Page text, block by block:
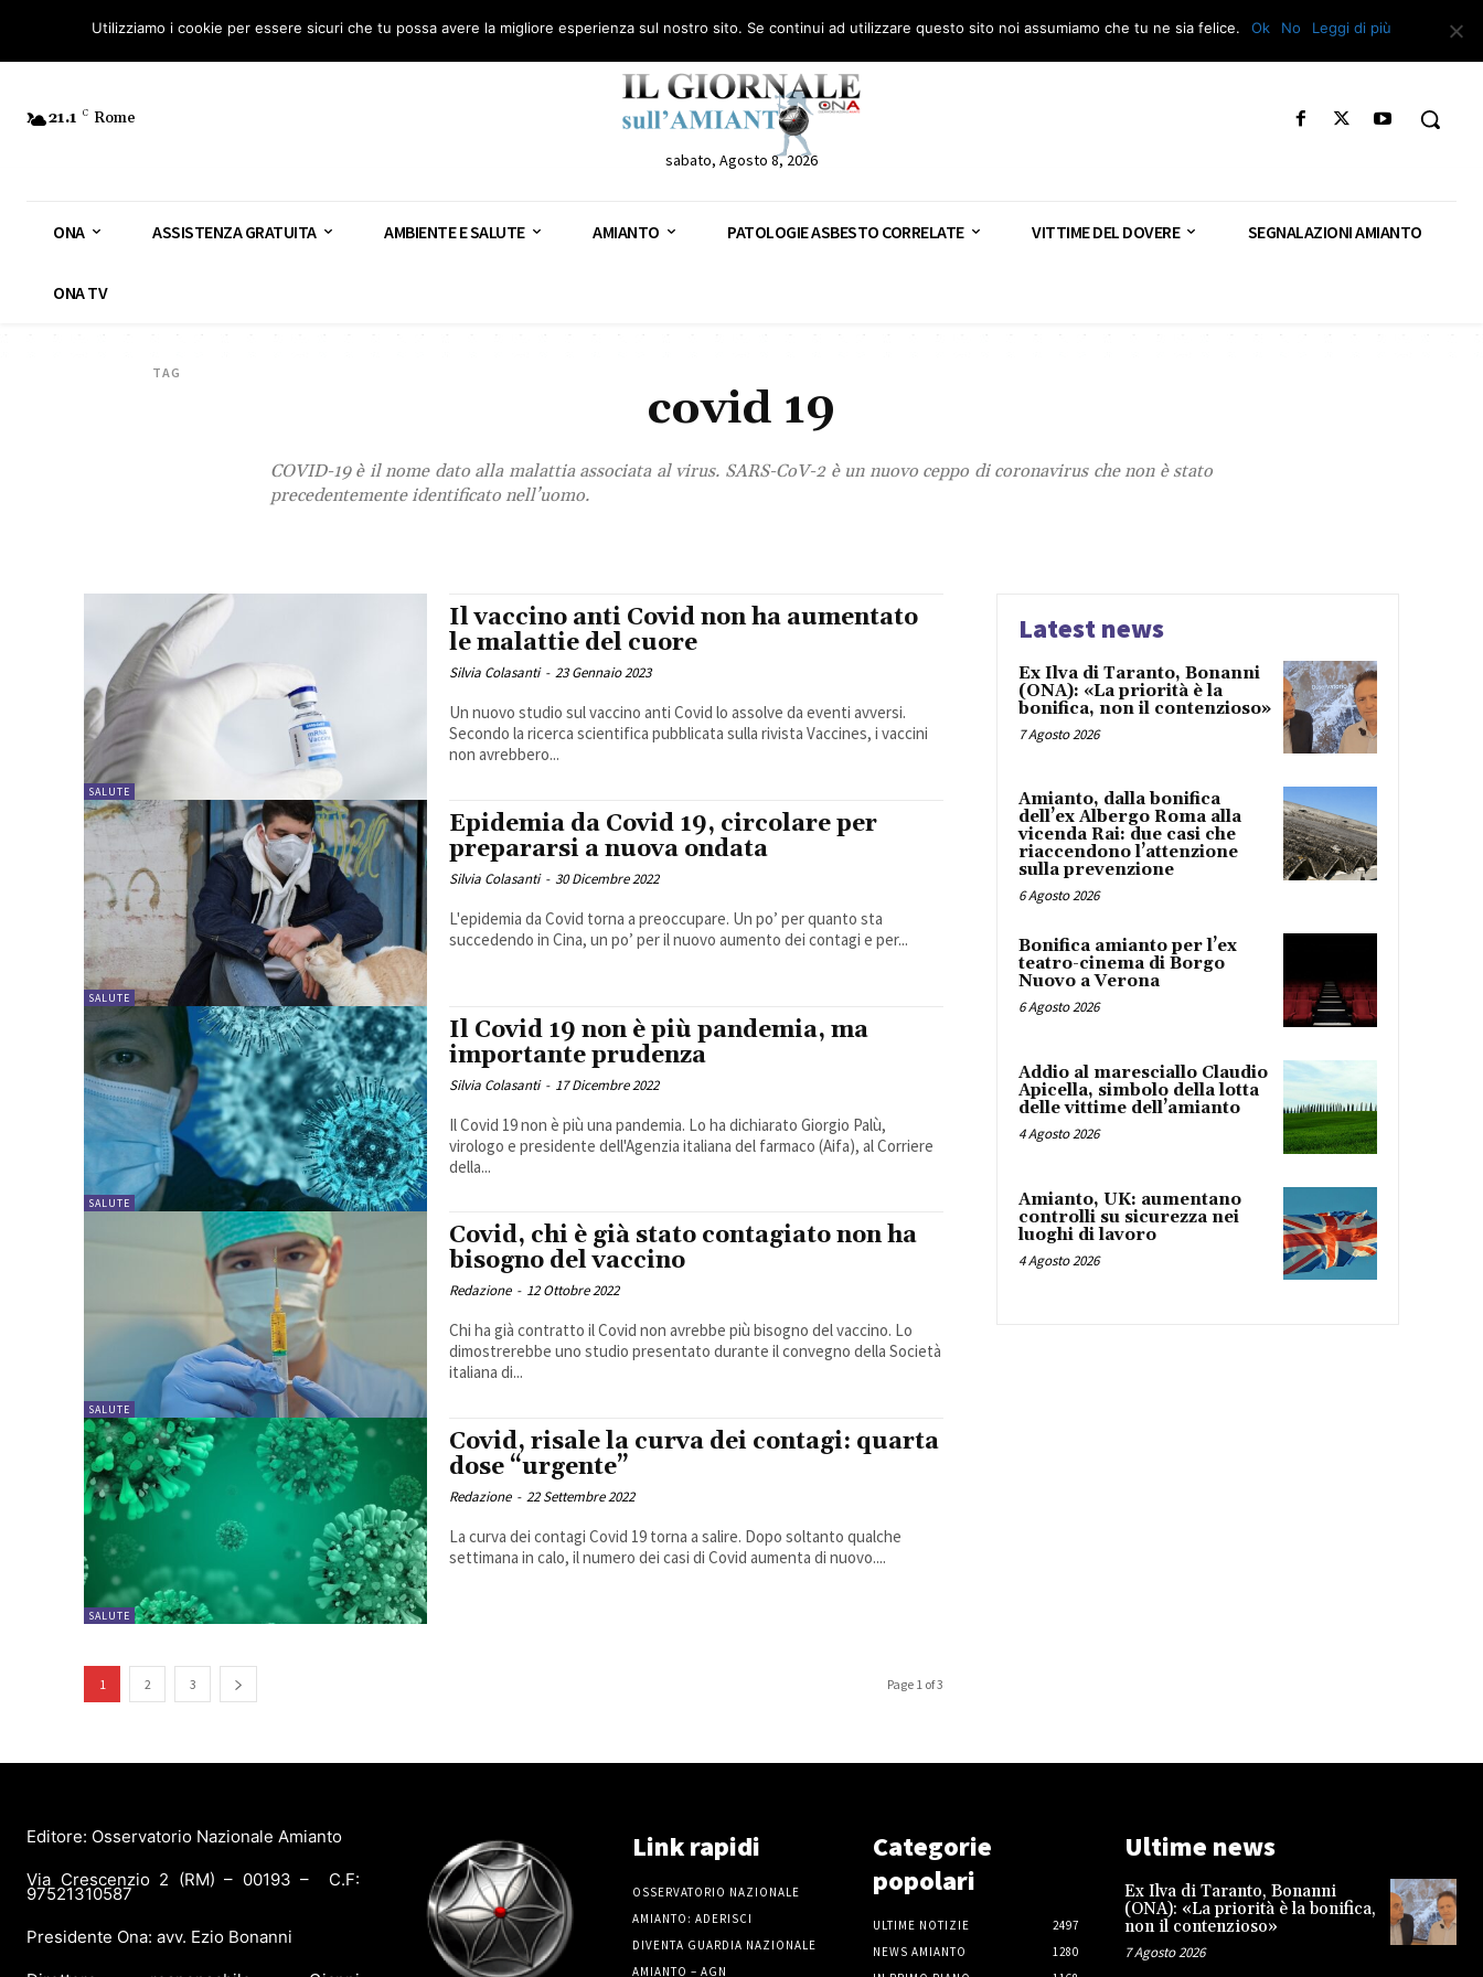
Osservatorio Nazionale Amianto: aderisci Diventa Guardia Nazionale Amianto – AGN Consulenza legale gratuita: civile, penale e lavoro Segnala – AGN Segnala – Repac
21.1 C Rome
sabato, Agosto 8, 2026
ONA ASSISTENZA GRATUITA AMBIENTE E SALUTE AMIANTO PATOLOGIE ASBESTO CORRELATE VITTIME DEL DOVERE SEGNALAZIONI AMIANTO
ONA TV
TAG
covid 19
COVID-19 è il nome dato alla malattia associata al virus. SARS-CoV-2 è un nuovo ceppo di coronavirus che non è stato
precedentemente identificato nell’uomo.
SALUTE
Il vaccino anti Covid non ha aumentato
le malattie del cuore
Silvia Colasanti - 23 Gennaio 2023
Un nuovo studio sul vaccino anti Covid lo assolve da eventi avversi.
Secondo la ricerca scientifica pubblicata sulla rivista Vaccines, i vaccini
non avrebbero...
SALUTE
Epidemia da Covid 19, circolare per
prepararsi a nuova ondata
Silvia Colasanti - 30 Dicembre 2022
L'epidemia da Covid torna a preoccupare. Un po’ per quanto sta
succedendo in Cina, un po’ per il nuovo aumento dei contagi e per...
SALUTE
Il Covid 19 non è più pandemia, ma
importante prudenza
Silvia Colasanti - 17 Dicembre 2022
Il Covid 19 non è più una pandemia. Lo ha dichiarato Giorgio Palù,
virologo e presidente dell'Agenzia italiana del farmaco (Aifa), al Corriere
della...
SALUTE
Covid, chi è già stato contagiato non ha
bisogno del vaccino
Redazione - 12 Ottobre 2022
Chi ha già contratto il Covid non avrebbe più bisogno del vaccino. Lo
dimostrerebbe uno studio presentato durante il convegno della Società
italiana di...
SALUTE
Covid, risale la curva dei contagi: quarta
dose “urgente”
Redazione - 22 Settembre 2022
La curva dei contagi Covid 19 torna a salire. Dopo soltanto qualche
settimana in calo, il numero dei casi di Covid aumenta di nuovo....
1 2 3 Page 1 of 3
Latest news
Ex Ilva di Taranto, Bonanni
(ONA): «La priorità è la
bonifica, non il contenzioso»
7 Agosto 2026
Amianto, dalla bonifica
dell’ex Albergo Roma alla
vicenda Rai: due casi che
riaccendono l’attenzione
sulla prevenzione
6 Agosto 2026
Bonifica amianto per l’ex
teatro-cinema di Borgo
Nuovo a Verona
6 Agosto 2026
Addio al maresciallo Claudio
Apicella, simbolo della lotta
delle vittime dell’amianto
4 Agosto 2026
Amianto, UK: aumentano
controlli su sicurezza nei
luoghi di lavoro
4 Agosto 2026
Editore: Osservatorio Nazionale Amianto
Via Crescenzio 2 (RM) – 00193 – C.F:
97521310587
Presidente Ona: avv. Ezio Bonanni
Link rapidi
OSSERVATORIO NAZIONALE
AMIANTO: ADERISCI
DIVENTA GUARDIA NAZIONALE
AMIANTO – AGN
Categorie
popolari
ULTIME NOTIZIE
2497
NEWS AMIANTO
1280
Ultime news
Ex Ilva di Taranto, Bonanni
(ONA): «La priorità è la bonifica,
non il contenzioso»
7 Agosto 2026
Utilizziamo i cookie per essere sicuri che tu possa avere la migliore esperienza sul nostro sito. Se continui ad utilizzare questo sito noi assumiamo che tu ne sia felice. Ok No Leggi di più